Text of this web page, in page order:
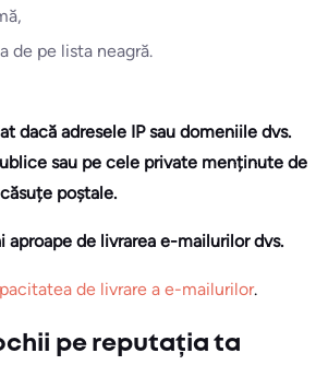
de pe lista neagră.
dacă adresele IP sau domeniile dvs.
sau pe cele private menținute de
poștale.
aproape de livrarea e-mailurilor dvs.
de livrare a e-mailurilor.
ochii pe reputația ta